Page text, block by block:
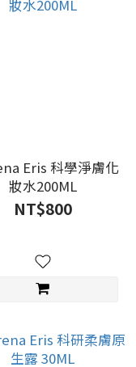
Eris 科學淨膚化
妝水200ML
NT$800